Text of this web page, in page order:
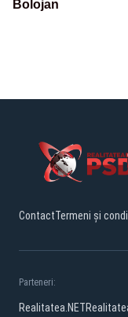
Bolojan
ContactTermeni și
Parteneri:
Realitatea.NET